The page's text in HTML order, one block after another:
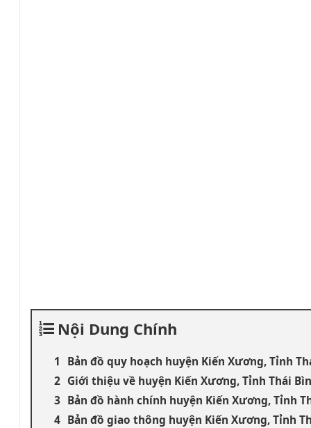
Nội Dung Chính
Bản đồ quy hoạch huyện Kiến Xương, Tỉnh
Giới thiệu về huyện Kiến Xương, Tỉnh Thái
Bản đồ hành chính huyện Kiến Xương, Tỉnh
Bản đồ giao thông huyện Kiến Xương, Tỉnh